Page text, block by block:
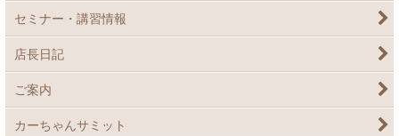
セミナー・講習情報
店長日記
ご案内
カーちゃんサミット